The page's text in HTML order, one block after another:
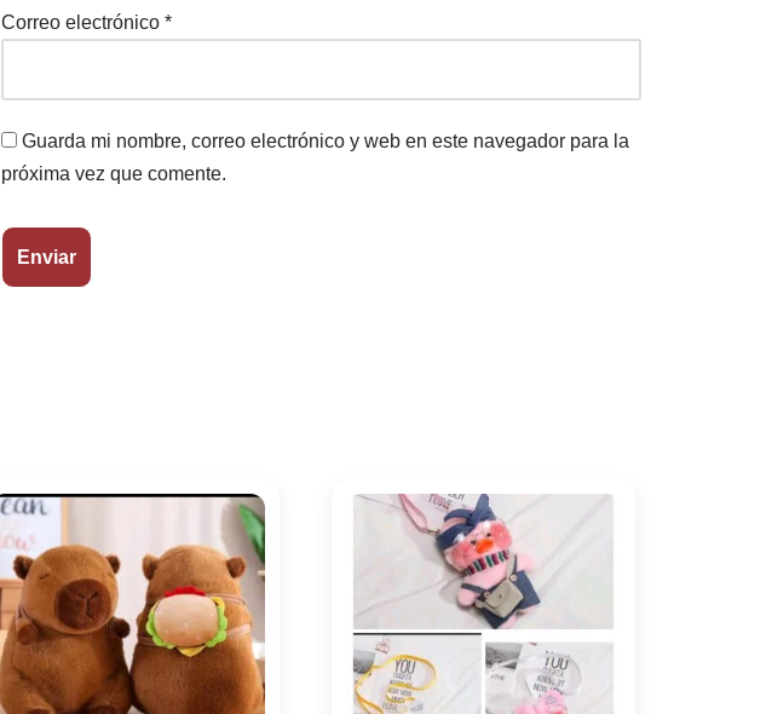
Correo electrónico *
Guarda mi nombre, correo electrónico y web en este navegador para la
próxima vez que comente.